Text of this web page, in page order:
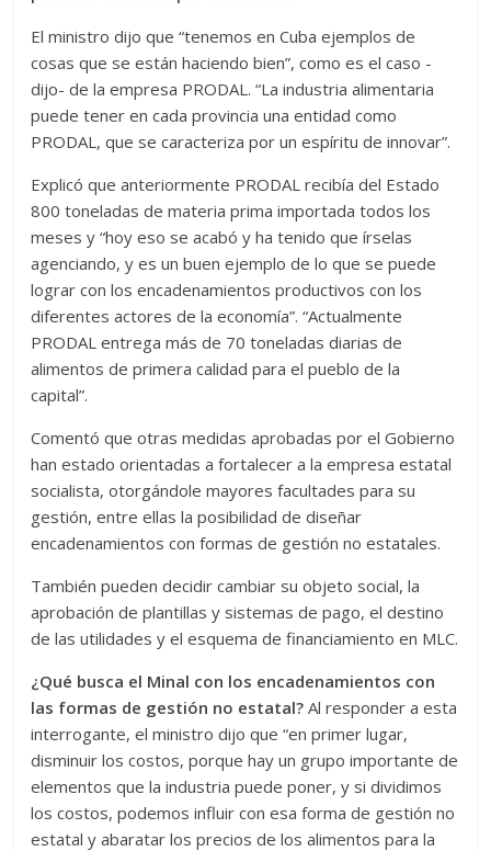
El ministro dijo que “tenemos en Cuba ejemplos de
cosas que se están haciendo bien”, como es el caso -
dijo- de la empresa PRODAL. “La industria alimentaria
puede tener en cada provincia una entidad como
PRODAL, que se caracteriza por un espíritu de innovar”.
Explicó que anteriormente PRODAL recibía del Estado
800 toneladas de materia prima importada todos los
meses y “hoy eso se acabó y ha tenido que írselas
agenciando, y es un buen ejemplo de lo que se puede
lograr con los encadenamientos productivos con los
diferentes actores de la economía”. “Actualmente
PRODAL entrega más de 70 toneladas diarias de
alimentos de primera calidad para el pueblo de la
capital”.
Comentó que otras medidas aprobadas por el Gobierno
han estado orientadas a fortalecer a la empresa estatal
socialista, otorgándole mayores facultades para su
gestión, entre ellas la posibilidad de diseñar
encadenamientos con formas de gestión no estatales.
También pueden decidir cambiar su objeto social, la
aprobación de plantillas y sistemas de pago, el destino
de las utilidades y el esquema de financiamiento en MLC.
¿Qué busca el Minal con los encadenamientos con
las formas de gestión no estatal? Al responder a esta
interrogante, el ministro dijo que “en primer lugar,
disminuir los costos, porque hay un grupo importante de
elementos que la industria puede poner, y si dividimos
los costos, podemos influir con esa forma de gestión no
estatal y abaratar los precios de los alimentos para la